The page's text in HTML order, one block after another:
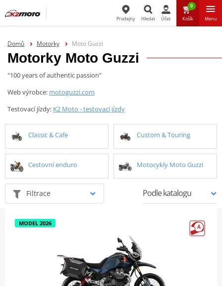
Prodejny Hledat Účet
0
Košík Menu
Domů Motorky Moto Guzzi
Motorky Moto Guzzi
"100 years of authentic passion"
Web výrobce: motoguzzi.com
Testovací jízdy: K2 Moto - testovací jízdy
Classic & Cafe Custom & Touring
Cestovní enduro Motocykly Moto Guzzi
Filtrace
MODEL 2026